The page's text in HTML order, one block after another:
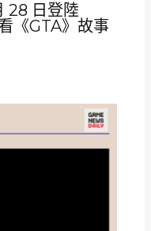
28 日登陸
《GTA》故事